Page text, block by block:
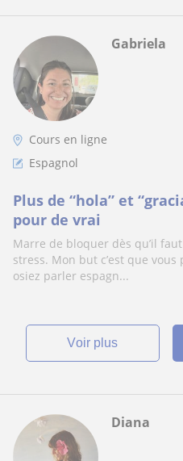
Gabriela
Cours en ligne
Espagnol
Plus de “hola” et
pour de vrai
Marre de bloquer dès qu’il
stress. Mon but c’est que
osiez parler espagn...
voir plus
Diana